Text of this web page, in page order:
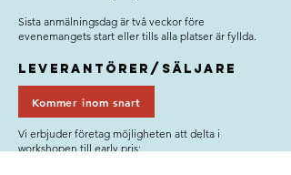
Sista anmälningsdag är två veckor före
evenemangets start eller tills alla platser är fyllda.
Leverantörer/säljare
Kommer inom snart
Vi erbjuder företag möjligheten att delta i
workshopen till early pris: